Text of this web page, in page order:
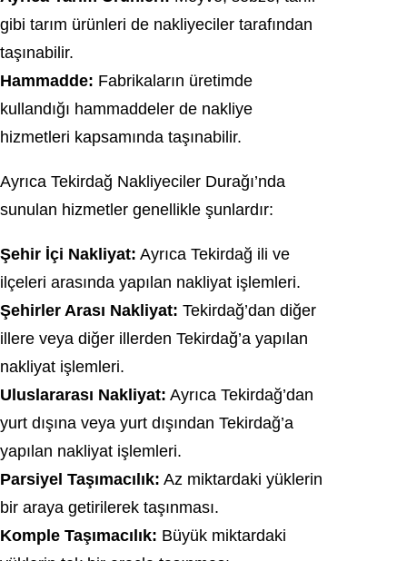
gibi tarım ürünleri de nakliyeciler tarafından
taşınabilir.
Hammadde: Fabrikaların üretimde
kullandığı hammaddeler de nakliye
hizmetleri kapsamında taşınabilir.
Ayrıca Tekirdağ Nakliyeciler Durağı’nda
sunulan hizmetler genellikle şunlardır:
Şehir İçi Nakliyat: Ayrıca Tekirdağ ili ve
ilçeleri arasında yapılan nakliyat işlemleri.
Şehirler Arası Nakliyat: Tekirdağ’dan diğer
illere veya diğer illerden Tekirdağ’a yapılan
nakliyat işlemleri.
Uluslararası Nakliyat: Ayrıca Tekirdağ’dan
yurt dışına veya yurt dışından Tekirdağ’a
yapılan nakliyat işlemleri.
Parsiyel Taşımacılık: Az miktardaki yüklerin
bir araya getirilerek taşınması.
Komple Taşımacılık: Büyük miktardaki